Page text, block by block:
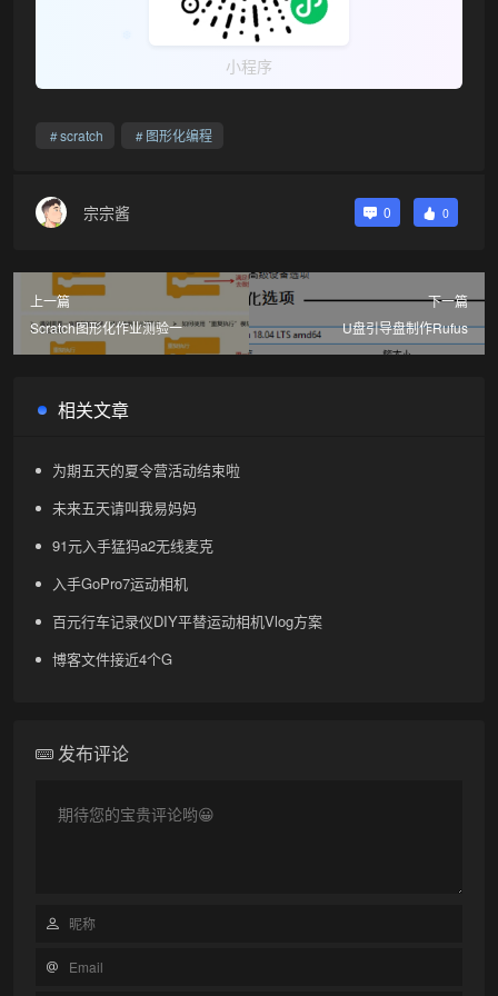
小程序
scratch 图形化编程
宗宗酱 0 0
上一篇
Scratch图形化作业测验一
下一篇
U盘引导盘制作Rufus
相关文章
为期五天的夏令营活动结束啦
未来五天请叫我易妈妈
91元入手猛犸a2无线麦克
入手GoPro7运动相机
百元行车记录仪DIY平替运动相机Vlog方案
博客文件接近4个G
发布评论